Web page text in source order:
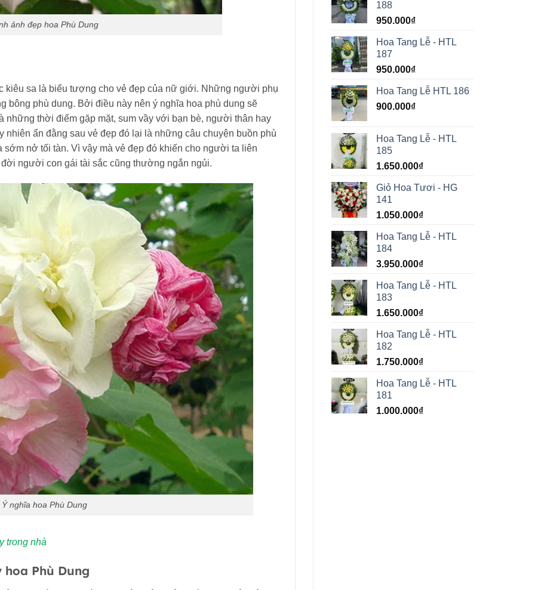
ảnh đẹp hoa Phù Dung
kiêu sa là biểu tượng cho vẻ đẹp của nữ giới. Những người phụ
phù dung. Bởi điều này nên ý nghĩa hoa phù dung sẽ
thời điểm gặp mặt, sum vầy với bạn bè, người thân hay
nhiên ẩn đằng sau vẻ đẹp đó lại là những câu chuyện buồn phù
nở tối tàn. Vì vậy mà vẻ đẹp đó khiến cho người ta liên
người con gái tài sắc cũng thường ngắn ngủi.
Ý nghĩa hoa Phù Dung
trong nhà
Phù Dung
188
950.000₫
Hoa Tang Lễ - HTL
187
950.000₫
Hoa Tang Lễ HTL 186
900.000₫
Hoa Tang Lễ - HTL
185
1.650.000₫
Giỏ Hoa Tươi - HG
141
1.050.000₫
Hoa Tang Lễ - HTL
184
3.950.000₫
Hoa Tang Lễ - HTL
183
1.650.000₫
Hoa Tang Lễ - HTL
182
1.750.000₫
Hoa Tang Lễ - HTL
181
1.000.000₫